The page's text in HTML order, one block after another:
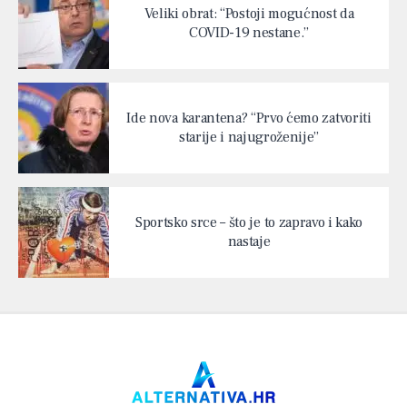
Veliki obrat: “Postoji mogućnost da
COVID-19 nestane.”
Ide nova karantena? “Prvo ćemo zatvoriti
starije i najugroženije”
Sportsko srce – što je to zapravo i kako
nastaje